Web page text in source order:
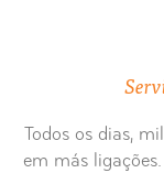
Todos os dias,
em más